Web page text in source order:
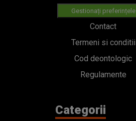
Gestionați preferințele
Contact
Termeni si conditii
Cod deontologic
Regulamente
Categorii